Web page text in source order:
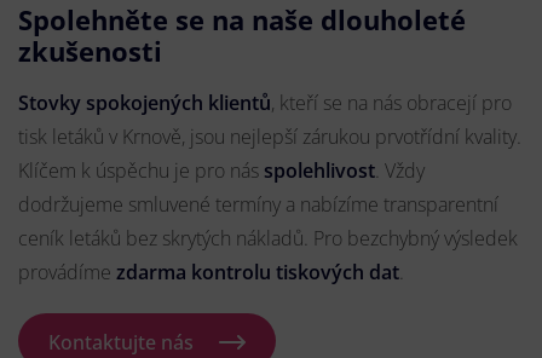
Spolehněte se na naše dlouholeté
zkušenosti
Stovky spokojených klientů, kteří se na nás obracejí pro
tisk letáků v Krnově, jsou nejlepší zárukou prvotřídní kvality.
Klíčem k úspěchu je pro nás spolehlivost. Vždy
dodržujeme smluvené termíny a nabízíme transparentní
ceník letáků bez skrytých nákladů. Pro bezchybný výsledek
provádíme zdarma kontrolu tiskových dat.
Kontaktujte nás